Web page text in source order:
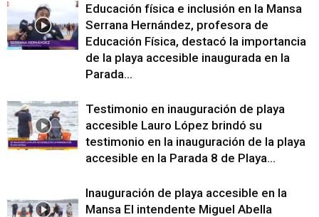
Educación física e inclusión en la Mansa
Serrana Hernández, profesora de
Educación Física, destacó la importancia
de la playa accesible inaugurada en la
Parada...
Testimonio en inauguración de playa
accesible Lauro López brindó su
testimonio en la inauguración de la playa
accesible en la Parada 8 de Playa...
Inauguración de playa accesible en la
Mansa El intendente Miguel Abella